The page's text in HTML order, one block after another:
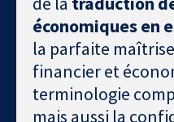
économiques en
la parfaite
financier et
terminologie
mais aussi la